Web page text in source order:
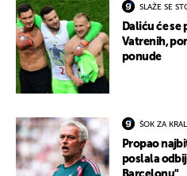
SLAŽE SE
Daliću će
Vatrenih,
ponude
ŠOK ZA
Propao
poslala